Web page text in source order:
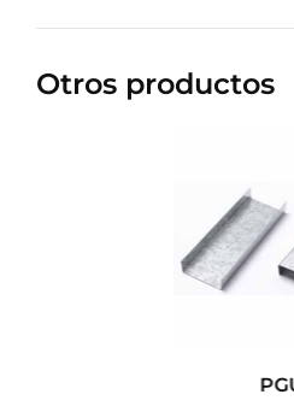
Otros productos
PGU